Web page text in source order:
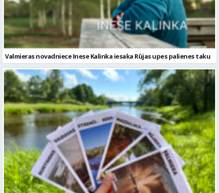
Jaunākie pieturpunkti Tavam ceļojumam Valmieras novadā